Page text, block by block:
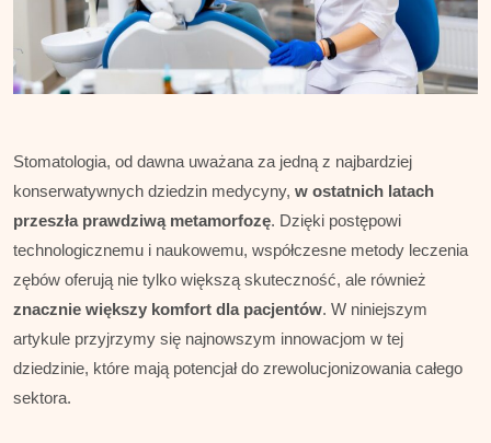
Stomatologia, od dawna uważana za jedną z najbardziej
konserwatywnych dziedzin medycyny, w ostatnich latach
przeszła prawdziwą metamorfozę. Dzięki postępowi
technologicznemu i naukowemu, współczesne metody leczenia
zębów oferują nie tylko większą skuteczność, ale również
znacznie większy komfort dla pacjentów. W niniejszym
artykule przyjrzymy się najnowszym innowacjom w tej
dziedzinie, które mają potencjał do zrewolucjonizowania całego
sektora.